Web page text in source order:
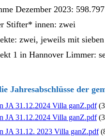
Dezember 2023:
Stifter* innen: zwei
zwei, jeweils mit
1 in Hannover Limmer:
Jahresabschlüsse der
JA 31.12.2024 Villa ganZ.pdf
JA 31.12.2024 Villa ganZ.pdf
JA 31.12. 2023 Villa ganZ.pdf